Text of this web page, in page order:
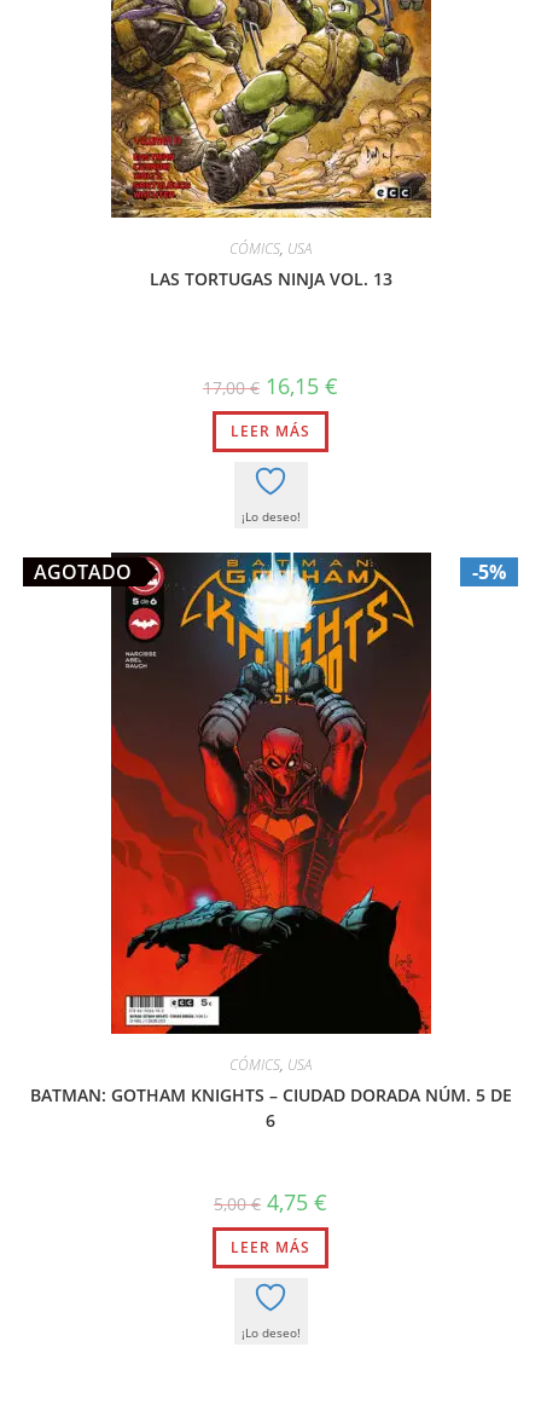
CÓMICS, USA
LAS TORTUGAS NINJA VOL. 13
17,00€ El
precio
original
era:
17,00 €.
16,15 €
LEER MÁS
¡Lo deseo!
-5%
AGOTADO
CÓMICS, USA
BATMAN: GOTHAM KNIGHTS – CIUDAD DORADA NÚM. 5 DE
6
5,00€ El
precio
original
era:
5,00 €.
4,75 €
actual
4,75 €.
LEER MÁS
¡Lo deseo!